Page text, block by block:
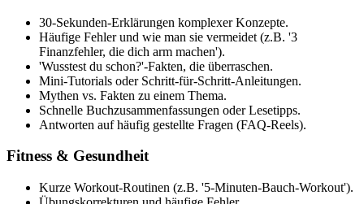
30-Sekunden-Erklärungen komplexer Konzepte.
Häufige Fehler und wie man sie vermeidet (z.B. '3
Finanzfehler, die dich arm machen').
'Wusstest du schon?'-Fakten, die überraschen.
Mini-Tutorials oder Schritt-für-Schritt-Anleitungen.
Mythen vs. Fakten zu einem Thema.
Schnelle Buchzusammenfassungen oder Lesetipps.
Antworten auf häufig gestellte Fragen (FAQ-Reels).
Fitness & Gesundheit
Kurze Workout-Routinen (z.B. '5-Minuten-Bauch-Workout').